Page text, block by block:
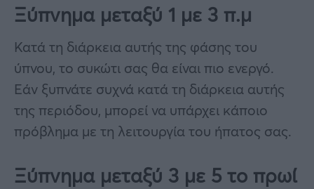
Ξύπνημα μεταξύ 1 με 3 π.μ
Κατά τη διάρκεια αυτής της φάσης του
ύπνου, το συκώτι σας θα είναι πιο ενεργό.
Εάν ξυπνάτε συχνά κατά τη διάρκεια αυτής
της περιόδου, μπορεί να υπάρχει κάποιο
πρόβλημα με τη λειτουργία του ήπατος σας.
Ξύπνημα μεταξύ 3 με 5 το πρωί